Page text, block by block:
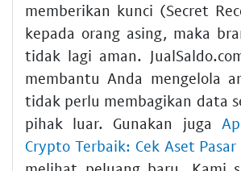
memberikan kunci (Secret
kepada orang asing, maka
tidak lagi aman.
membantu Anda mengelola
tidak perlu membagikan data
pihak luar. Gunakan juga
Crypto Terbaik: Cek Aset Pasar